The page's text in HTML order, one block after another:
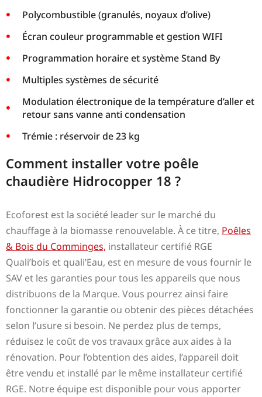
Polycombustible (granulés, noyaux d’olive)
Écran couleur programmable et gestion WIFI
Programmation horaire et système Stand By
Multiples systèmes de sécurité
Modulation électronique de la température d’aller et
retour sans vanne anti condensation
Trémie : réservoir de 23 kg
Comment installer votre poêle
chaudière Hidrocopper 18 ?
Ecoforest est la société leader sur le marché du
chauffage à la biomasse renouvelable. À ce titre, Poêles
& Bois du Comminges, installateur certifié RGE
Quali’bois et quali’Eau, est en mesure de vous fournir le
SAV et les garanties pour tous les appareils que nous
distribuons de la Marque. Vous pourrez ainsi faire
fonctionner la garantie ou obtenir des pièces détachées
selon l’usure si besoin. Ne perdez plus de temps,
réduisez le coût de vos travaux grâce aux aides à la
rénovation. Pour l’obtention des aides, l’appareil doit
être vendu et installé par le même installateur certifié
RGE. Notre équipe est disponible pour vous apporter